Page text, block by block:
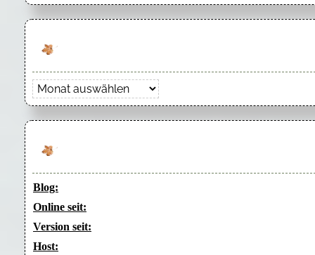
Archiv
Blog:
Online seit:
Version seit:
Host: